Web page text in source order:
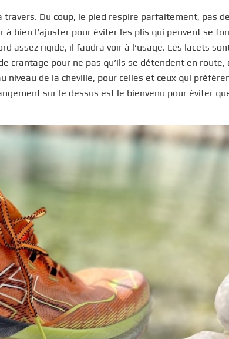
Du coup, le pied respire parfaitement, pas
bien l’ajuster pour éviter les plis qui peuvent se
assez rigide, il faudra voir à l’usage. Les lacets
crantage pour ne pas qu’ils se détendent en route,
de la cheville, pour celles et ceux qui
sur le dessus est le bienvenu pour éviter